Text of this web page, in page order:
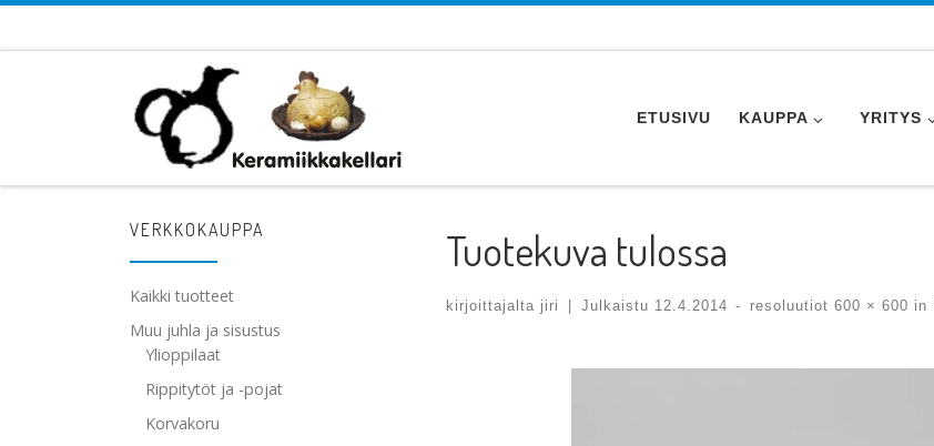
ETUSIVU KAUPPA YRITYS
Tuotekuva tulossa
kirjoittajalta jiri Julkaistu 12.4.2014 - resoluutiot 600 × 600 in
Images navigation
VERKKOKAUPPA
Kaikki tuotteet
Muu juhla ja sisustus
Ylioppilaat
Rippitytöt ja -pojat
Korvakoru